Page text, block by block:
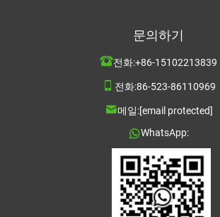
문의하기
전화:+86-15102213839
전화:86-523-86110969
메일:[email protected]
WhatsApp: